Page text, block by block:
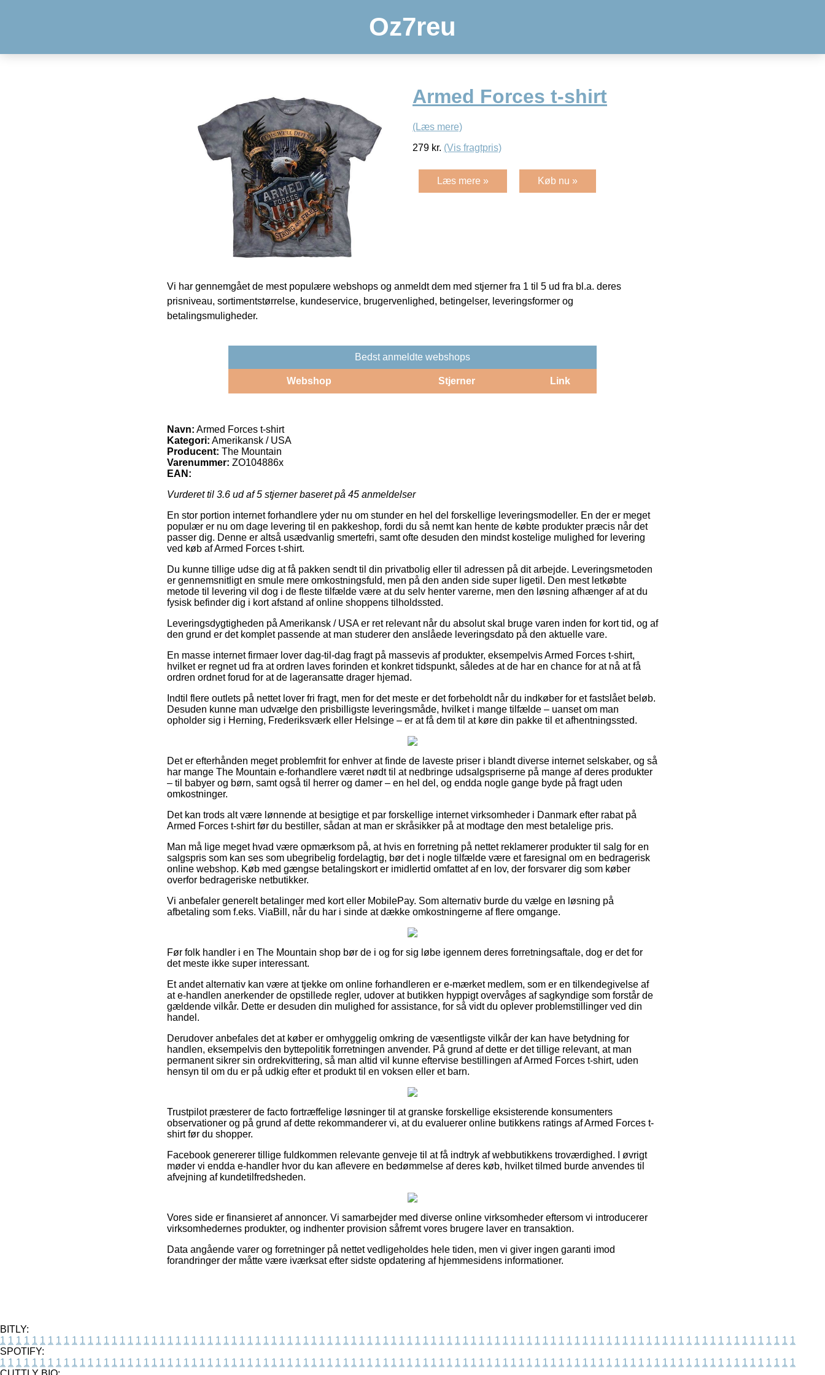
Oz7reu
Armed Forces t-shirt
(Læs mere)
279 kr. (Vis fragtpris)
Læs mere » Køb nu »
Vi har gennemgået de mest populære webshops og anmeldt dem med stjerner fra 1 til 5 ud fra bl.a. deres
prisniveau, sortimentstørrelse, kundeservice, brugervenlighed, betingelser, leveringsformer og
betalingsmuligheder.
Bedst anmeldte webshops
Webshop Stjerner Link
Navn: Armed Forces t-shirt
Kategori: Amerikansk / USA
Producent: The Mountain
Varenummer: ZO104886x
EAN:
Vurderet til 3.6 ud af 5 stjerner baseret på 45 anmeldelser
En stor portion internet forhandlere yder nu om stunder en hel del forskellige leveringsmodeller. En der er meget
populær er nu om dage levering til en pakkeshop, fordi du så nemt kan hente de købte produkter præcis når det
passer dig. Denne er altså usædvanlig smertefri, samt ofte desuden den mindst kostelige mulighed for levering
ved køb af Armed Forces t-shirt.
Du kunne tillige udse dig at få pakken sendt til din privatbolig eller til adressen på dit arbejde. Leveringsmetoden
er gennemsnitligt en smule mere omkostningsfuld, men på den anden side super ligetil. Den mest letkøbte
metode til levering vil dog i de fleste tilfælde være at du selv henter varerne, men den løsning afhænger af at du
fysisk befinder dig i kort afstand af online shoppens tilholdssted.
Leveringsdygtigheden på Amerikansk / USA er ret relevant når du absolut skal bruge varen inden for kort tid, og af
den grund er det komplet passende at man studerer den anslåede leveringsdato på den aktuelle vare.
En masse internet firmaer lover dag-til-dag fragt på massevis af produkter, eksempelvis Armed Forces t-shirt,
hvilket er regnet ud fra at ordren laves forinden et konkret tidspunkt, således at de har en chance for at nå at få
ordren ordnet forud for at de lageransatte drager hjemad.
Indtil flere outlets på nettet lover fri fragt, men for det meste er det forbeholdt når du indkøber for et fastslået beløb.
Desuden kunne man udvælge den prisbilligste leveringsmåde, hvilket i mange tilfælde – uanset om man
opholder sig i Herning, Frederiksværk eller Helsinge – er at få dem til at køre din pakke til et afhentningssted.
Det er efterhånden meget problemfrit for enhver at finde de laveste priser i blandt diverse internet selskaber, og så
har mange The Mountain e-forhandlere været nødt til at nedbringe udsalgspriserne på mange af deres produkter
– til babyer og børn, samt også til herrer og damer – en hel del, og endda nogle gange byde på fragt uden
omkostninger.
Det kan trods alt være lønnende at besigtige et par forskellige internet virksomheder i Danmark efter rabat på
Armed Forces t-shirt før du bestiller, sådan at man er skråsikker på at modtage den mest betalelige pris.
Man må lige meget hvad være opmærksom på, at hvis en forretning på nettet reklamerer produkter til salg for en
salgspris som kan ses som ubegribelig fordelagtig, bør det i nogle tilfælde være et faresignal om en bedragerisk
online webshop. Køb med gængse betalingskort er imidlertid omfattet af en lov, der forsvarer dig som køber
overfor bedrageriske netbutikker.
Vi anbefaler generelt betalinger med kort eller MobilePay. Som alternativ burde du vælge en løsning på
afbetaling som f.eks. ViaBill, når du har i sinde at dække omkostningerne af flere omgange.
Før folk handler i en The Mountain shop bør de i og for sig løbe igennem deres forretningsaftale, dog er det for
det meste ikke super interessant.
Et andet alternativ kan være at tjekke om online forhandleren er e-mærket medlem, som er en tilkendegivelse af
at e-handlen anerkender de opstillede regler, udover at butikken hyppigt overvåges af sagkyndige som forstår de
gældende vilkår. Dette er desuden din mulighed for assistance, for så vidt du oplever problemstillinger ved din
handel.
Derudover anbefales det at køber er omhyggelig omkring de væsentligste vilkår der kan have betydning for
handlen, eksempelvis den byttepolitik forretningen anvender. På grund af dette er det tillige relevant, at man
permanent sikrer sin ordrekvittering, så man altid vil kunne eftervise bestillingen af Armed Forces t-shirt, uden
hensyn til om du er på udkig efter et produkt til en voksen eller et barn.
Trustpilot præsterer de facto fortræffelige løsninger til at granske forskellige eksisterende konsumenters
observationer og på grund af dette rekommanderer vi, at du evaluerer online butikkens ratings af Armed Forces t-
shirt før du shopper.
Facebook genererer tillige fuldkommen relevante genveje til at få indtryk af webbutikkens troværdighed. I øvrigt
møder vi endda e-handler hvor du kan aflevere en bedømmelse af deres køb, hvilket tilmed burde anvendes til
afvejning af kundetilfredsheden.
Vores side er finansieret af annoncer. Vi samarbejder med diverse online virksomheder eftersom vi introducerer
virksomhedernes produkter, og indhenter provision såfremt vores brugere laver en transaktion.
Data angående varer og forretninger på nettet vedligeholdes hele tiden, men vi giver ingen garanti imod
forandringer der måtte være iværksat efter sidste opdatering af hjemmesidens informationer.
BITLY:
1 1 1 1 1 1 1 1 1 1 1 1 1 1 1 1 1 1 1 1 1 1 1 1 1 1 1 1 1 1 1 1 1 1 1 1 1 1 1 1 1 1 1 1 1 1 1 1 1 1 1 1 1 1 1 1 1 1 1 1 1 1 1 1 1 1 1 1 1 1 1 1 1 1 1 1 1 1 1 1 1 1 1 1 1 1 1 1 1 1 1 1 1 1 1 1 1 1 1 1
SPOTIFY:
1 1 1 1 1 1 1 1 1 1 1 1 1 1 1 1 1 1 1 1 1 1 1 1 1 1 1 1 1 1 1 1 1 1 1 1 1 1 1 1 1 1 1 1 1 1 1 1 1 1 1 1 1 1 1 1 1 1 1 1 1 1 1 1 1 1 1 1 1 1 1 1 1 1 1 1 1 1 1 1 1 1 1 1 1 1 1 1 1 1 1 1 1 1 1 1 1 1 1 1